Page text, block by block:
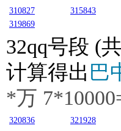
310827 315843
319869
32qq号段 (
计算得出 巴
*万
320836 321928